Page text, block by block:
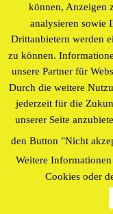
10
11 12
17
18 19
24
25 26
31
« Aug
Proudly powered
können, Anzeigen
analysieren sowie
Drittanbietern werden
zu können.
unsere Partner für
Durch die weitere
jederzeit für die
unserer Seite
den Button "Nicht
Weitere
Cookies oder